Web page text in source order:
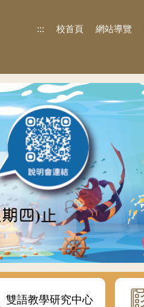
::: 校首頁 網站導覽
雙語教學研究中心